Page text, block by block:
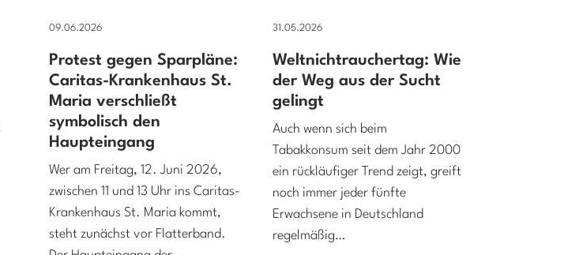
09.06.2026
Protest gegen Sparpläne:
Caritas-Krankenhaus St.
Maria verschließt
symbolisch den
Haupteingang
Wer am Freitag, 12. Juni 2026,
zwischen 11 und 13 Uhr ins Caritas-
Krankenhaus St. Maria kommt,
steht zunächst vor Flatterband.
31.05.2026
Weltnichtrauchertag: Wie
der Weg aus der Sucht
gelingt
Auch wenn sich beim
Tabakkonsum seit dem Jahr 2000
ein rückläufiger Trend zeigt, greift
noch immer jeder fünfte
Erwachsene in Deutschland
regelmäßig…